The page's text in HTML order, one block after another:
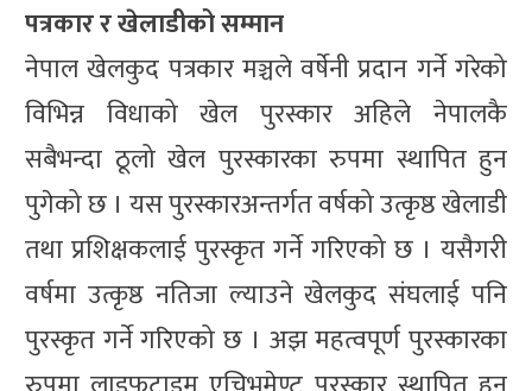
पत्रकार र खेलाडीको सम्मान
नेपाल खेलकुद पत्रकार मञ्चले वर्षेनी प्रदान गर्ने गरेको
विभिन्न विधाको खेल पुरस्कार अहिले नेपालकै
सबैभन्दा ठूलो खेल पुरस्कारका रुपमा स्थापित हुन
पुगेको छ । यस पुरस्कारअन्तर्गत वर्षको उत्कृष्ठ खेलाडी
तथा प्रशिक्षकलाई पुरस्कृत गर्ने गरिएको छ । यसैगरी
वर्षमा उत्कृष्ठ नतिजा ल्याउने खेलकुद संघलाई पनि
पुरस्कृत गर्ने गरिएको छ । अझ महत्वपूर्ण पुरस्कारका